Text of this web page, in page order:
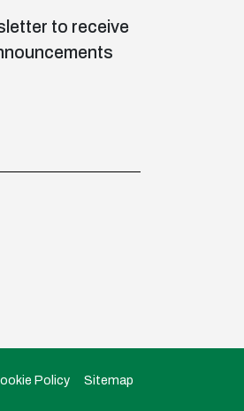
to receive
Policy Sitemap